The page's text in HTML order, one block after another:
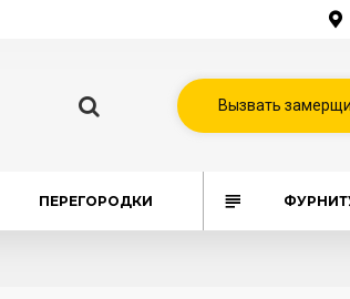
Вызвать
ПЕРЕГОРОДКИ